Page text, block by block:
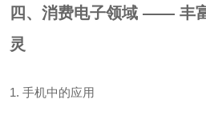
四、消费电子领域 —— 丰
灵
1. 手机中的应用